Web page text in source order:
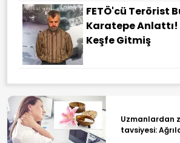
FETÖ'cü Terörist
Karatepe Anlattı!
Keşfe Gitmiş
Uzmanlardan
tavsiyesi: